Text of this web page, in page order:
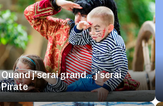
Quand j'serai grand... j'serai
Pirate